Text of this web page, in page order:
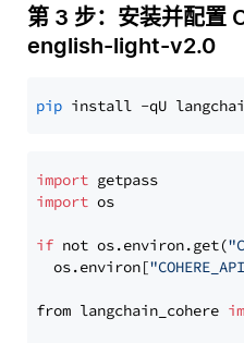
第 3 步：安装并配置
english-light-v2.0
pip
import
import os
if not os.environ.get(
  os.environ[
from langchain_cohere